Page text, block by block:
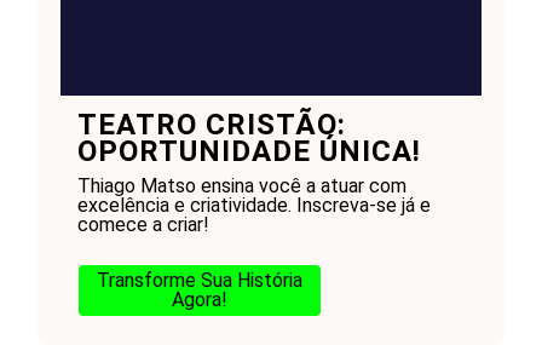
TEATRO CRISTÃO:
OPORTUNIDADE ÚNICA!
Thiago Matso ensina você a atuar com
excelência e criatividade. Inscreva-se já e
comece a criar!
Transforme Sua História
Agora!